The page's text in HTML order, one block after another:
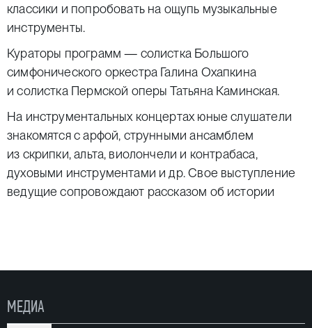
классики и попробовать на ощупь музыкальные
инструменты.
Кураторы программ — солистка Большого
симфонического оркестра Галина Охапкина
и солистка Пермской оперы Татьяна Каминская.
На инструментальных концертах юные слушатели
знакомятся с арфой, струнными ансамблем
из скрипки, альта, виолончели и контрабаса,
духовыми инструментами и др. Свое выступление
ведущие сопровождают рассказом об истории
На вокальных концертах дети узнают о том, какие
Пермской оперы.
МЕДИА